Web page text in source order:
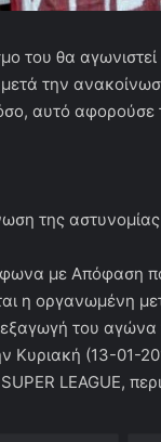
του θα
την
αυτό αφορούσε
της
με Απόφαση
η οργανωμένη
του
(13-01-
LEAGUE,